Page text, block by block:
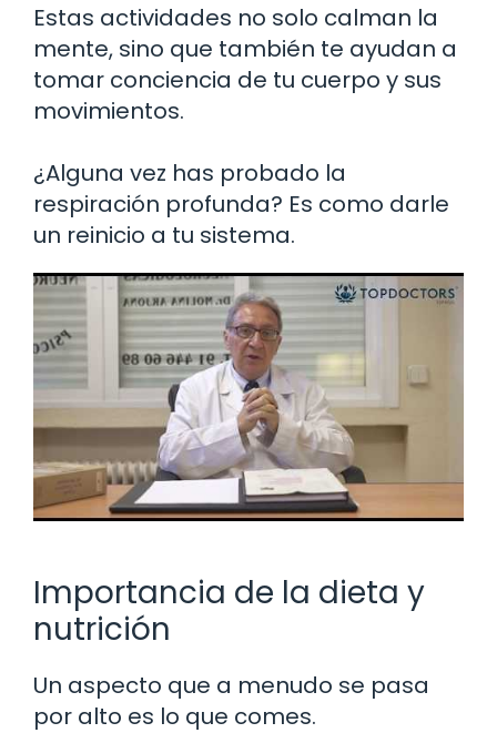
Estas actividades no solo calman la
mente, sino que también te ayudan a
tomar conciencia de tu cuerpo y sus
movimientos.
¿Alguna vez has probado la
respiración profunda? Es como darle
un reinicio a tu sistema.
Importancia de la dieta y
nutrición
Un aspecto que a menudo se pasa
por alto es lo que comes.